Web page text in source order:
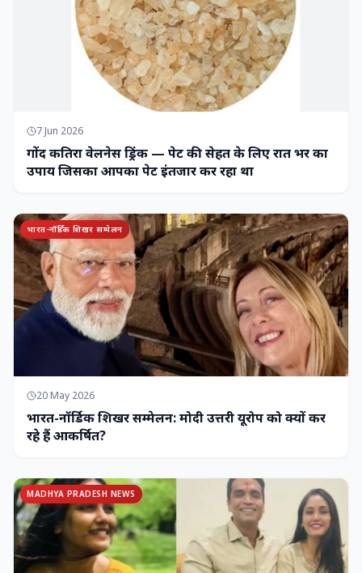
7 Jun 2026
गोंद कतिरा वेलनेस ड्रिंक — पेट की सेहत के लिए रात भर का
उपाय जिसका आपका पेट इंतजार कर रहा था
भारत-नॉर्डिक शिखर सम्मेलन
20 May 2026
भारत-नॉर्डिक शिखर सम्मेलन: मोदी उत्तरी यूरोप को क्यों कर
रहे हैं आकर्षित?
MADHYA PRADESH NEWS